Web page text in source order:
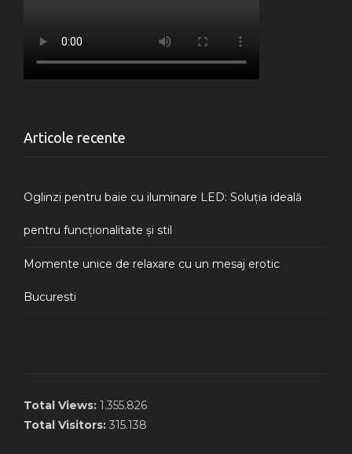
Articole recente
Oglinzi pentru baie cu iluminare LED: Soluția ideală
pentru funcționalitate și stil
Momente unice de relaxare cu un mesaj erotic
Bucuresti
Total Views: 1.355.826
Total Visitors: 315.138